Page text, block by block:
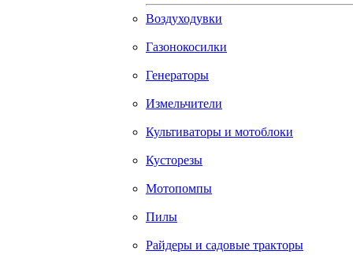
Воздуходувки
Газонокосилки
Генераторы
Измельчители
Культиваторы и мотоблоки
Кусторезы
Мотопомпы
Пилы
Райдеры и садовые тракторы